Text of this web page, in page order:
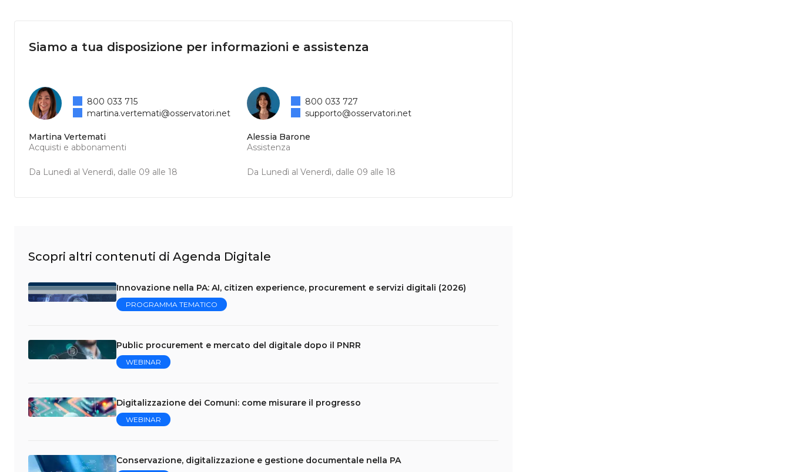
Siamo a tua disposizione per informazioni e assistenza
Martina Vertemati
Acquisti e abbonamenti
Da Lunedì al Venerdì, dalle 09 alle 18
800 033 715
martina.vertemati@osservatori.net
Alessia Barone
Assistenza
Da Lunedì al Venerdì, dalle 09 alle 18
800 033 727
supporto@osservatori.net
Scopri altri contenuti di Agenda Digitale
Innovazione nella PA: AI, citizen experience, procurement e servizi digitali (2026)
PROGRAMMA TEMATICO
Public procurement e mercato del digitale dopo il PNRR
WEBINAR
Digitalizzazione dei Comuni: come misurare il progresso
WEBINAR
Conservazione, digitalizzazione e gestione documentale nella PA